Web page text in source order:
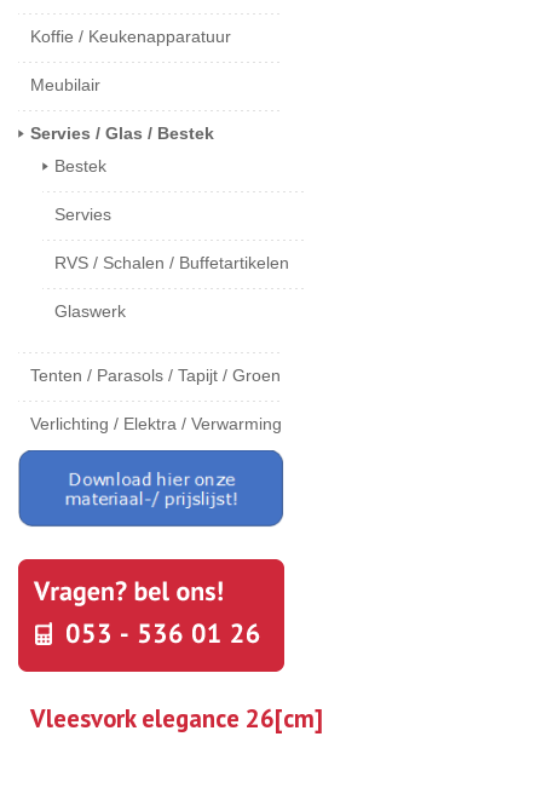
Koffie / Keukenapparatuur
Meubilair
Servies / Glas / Bestek
Bestek
Servies
RVS / Schalen / Buffetartikelen
Glaswerk
Tenten / Parasols / Tapijt / Groen
Verlichting / Elektra / Verwarming
Vleesvork elegance 26[cm]